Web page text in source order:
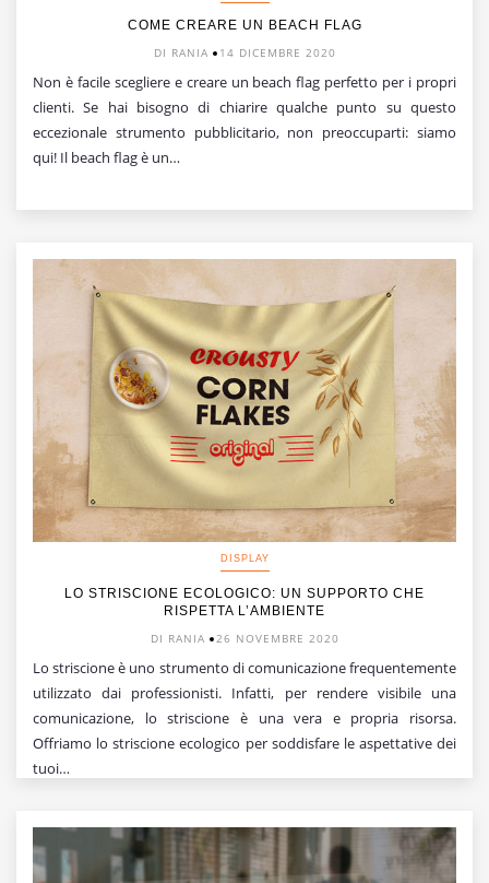
COME CREARE UN BEACH FLAG
DI RANIA
14 DICEMBRE 2020
Non è facile scegliere e creare un beach flag perfetto per i propri
clienti. Se hai bisogno di chiarire qualche punto su questo
eccezionale strumento pubblicitario, non preoccuparti: siamo
qui! Il beach flag è un…
DISPLAY
LO STRISCIONE ECOLOGICO: UN SUPPORTO CHE
RISPETTA L’AMBIENTE
DI RANIA
26 NOVEMBRE 2020
Lo striscione è uno strumento di comunicazione frequentemente
utilizzato dai professionisti. Infatti, per rendere visibile una
comunicazione, lo striscione è una vera e propria risorsa.
Offriamo lo striscione ecologico per soddisfare le aspettative dei
tuoi…